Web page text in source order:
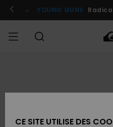
l'information
le
Se connecter / s'inscrire
YOUNG GUNS
FEMME
Surf
Snow
Enfant
CE SITE UTILISE DES